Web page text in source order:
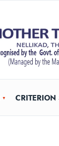
CRITERION